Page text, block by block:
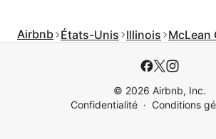
Airbnb États-Unis Illinois McLean
© 2026 Airbnb, Inc.
Confidentialité
Conditions